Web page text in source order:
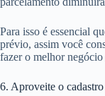
Para isso é essencial
prévio, assim você
fazer o melhor negócio
6. Aproveite o